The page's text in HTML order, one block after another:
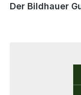
Der Bildhauer